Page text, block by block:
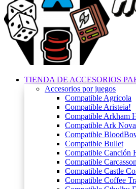
TIENDA DE ACCESORIOS
Accesorios por juegos
Compatible Agricola
Compatible Aristeia!
Compatible Arkham
Compatible Ark Nova
Compatible
Compatible Bullet
Compatible Canción
Compatible
Compatible Castle
Compatible Coffee